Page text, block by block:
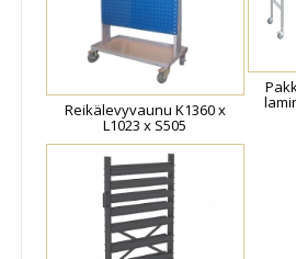
Reikälevyvaunu K1360 x
L1023 x S505